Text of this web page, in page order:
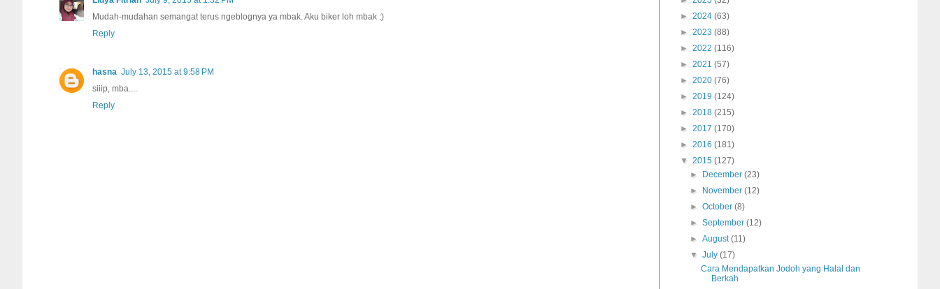
Mudah-mudahan semangat terus ngeblognya ya mbak. Aku biker loh mbak :)
Reply
hasna July 13, 2015 at 9:58 PM
siiip, mba....
Reply
► 2024 (63)
► 2023 (88)
► 2022 (116)
► 2021 (57)
► 2020 (76)
► 2019 (124)
► 2018 (215)
► 2017 (170)
► 2016 (181)
▼ 2015 (127)
►
December(23)
►
November(12)
►October(8)
►September(12)
►August(11)
▼July(17)
Cara Mendapatkan Jodoh yang Halal dan
Berkah